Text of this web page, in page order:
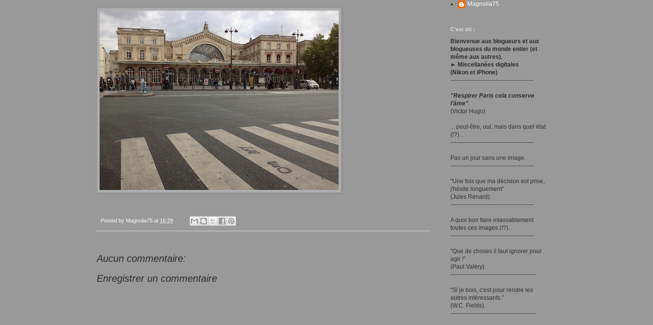
Posted by Magnolia75 at 16:29
Aucun commentaire:
Enregistrer un commentaire
Magnolia75
C'est dit :
Bienvenue aux blogueurs et aux
blogueuses du monde entier (et
même aux autres).
► Miscellanées digitales
(Nikon et iPhone)
-------------------------------------------
"Respirer Paris cela conserve
l'âme".
(Victor Hugo)
... peut-être, oui, mais dans quel état
(!?)...
-------------------------------------------
Pas un jour sans une image.
-------------------------------------------
"Une fois que ma décision est prise,
j'hésite longuement"
(Jules Renard).
-------------------------------------------
A quoi bon faire inlassablement
toutes ces images (!?)...
-------------------------------------------
"Que de choses il faut ignorer pour
agir !"
(Paul Valéry).
--------------------------------------------
“Si je bois, c'est pour rendre les
autres intéressants.”
(W.C. Fields).
--------------------------------------------